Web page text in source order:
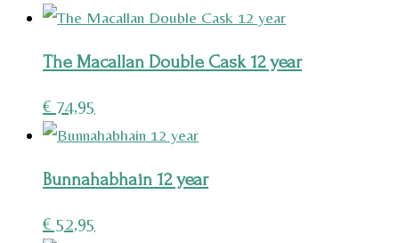
The Macallan Double Cask 12 year
€ 74,95
Bunnahabhain 12 year
€ 52,95